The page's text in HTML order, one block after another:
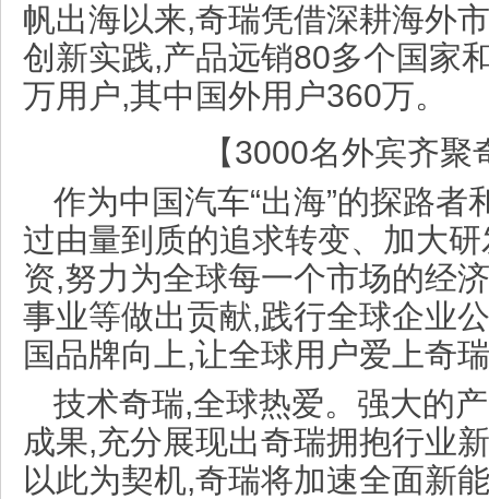
帆出海以来,奇瑞凭借深耕海外
创新实践,产品远销80多个国家
万用户,其中国外用户360万。
【3000名外宾齐聚
作为中国汽车“出海”的探路者
过由量到质的追求转变、加大
资,努力为全球每一个市场的经
事业等做出贡献,践行全球企业
国品牌向上,让全球用户爱上奇
技术奇瑞,全球热爱。强大的
成果,充分展现出奇瑞拥抱行业
以此为契机,奇瑞将加速全面新